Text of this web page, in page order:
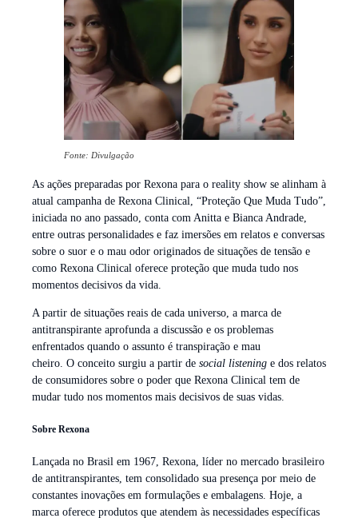
Fonte: Divulgação
As ações preparadas por Rexona para o reality show se alinham à
atual campanha de Rexona Clinical, “Proteção Que Muda Tudo”,
iniciada no ano passado, conta com Anitta e Bianca Andrade,
entre outras personalidades e faz imersões em relatos e conversas
sobre o suor e o mau odor originados de situações de tensão e
como Rexona Clinical oferece proteção que muda tudo nos
momentos decisivos da vida.
A partir de situações reais de cada universo, a marca de
antitranspirante aprofunda a discussão e os problemas
enfrentados quando o assunto é transpiração e mau
cheiro. O conceito surgiu a partir de social listening e dos relatos
de consumidores sobre o poder que Rexona Clinical tem de
mudar tudo nos momentos mais decisivos de suas vidas.
Sobre Rexona
Lançada no Brasil em 1967, Rexona, líder no mercado brasileiro
de antitranspirantes, tem consolidado sua presença por meio de
constantes inovações em formulações e embalagens. Hoje, a
marca oferece produtos que atendem às necessidades específicas